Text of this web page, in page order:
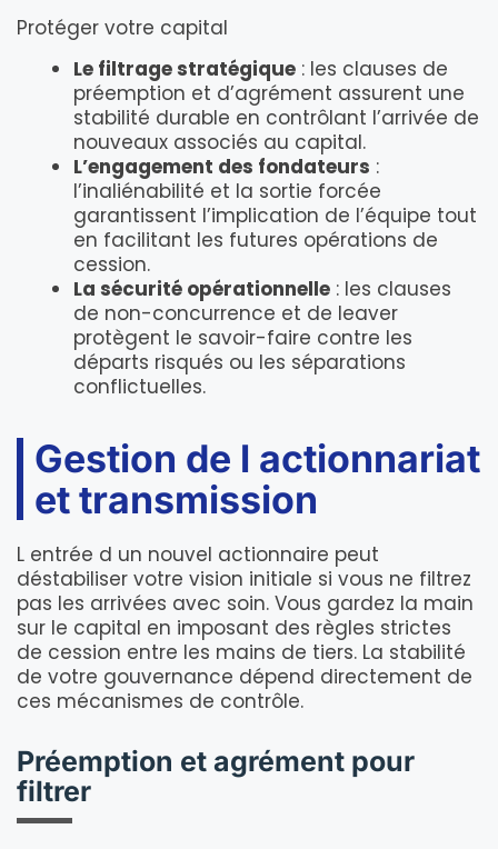
Protéger votre capital
Le filtrage stratégique : les clauses de
préemption et d’agrément assurent une
stabilité durable en contrôlant l’arrivée de
nouveaux associés au capital.
L’engagement des fondateurs :
l’inaliénabilité et la sortie forcée
garantissent l’implication de l’équipe tout
en facilitant les futures opérations de
cession.
La sécurité opérationnelle : les clauses
de non-concurrence et de leaver
protègent le savoir-faire contre les
départs risqués ou les séparations
conflictuelles.
Gestion de l actionnariat
et transmission
L entrée d un nouvel actionnaire peut
déstabiliser votre vision initiale si vous ne filtrez
pas les arrivées avec soin. Vous gardez la main
sur le capital en imposant des règles strictes
de cession entre les mains de tiers. La stabilité
de votre gouvernance dépend directement de
ces mécanismes de contrôle.
Préemption et agrément pour
filtrer